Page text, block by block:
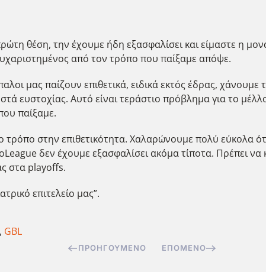
θέση, την έχουμε ήδη εξασφαλίσει και είμαστε η
από τον τρόπο που παίξαμε απόψε.
μας παίζουν επιθετικά, ειδικά εκτός έδρας,
ευστοχίας. Αυτό είναι τεράστιο πρόβλημα για το
παίξαμε.
τρόπο στην επιθετικότητα. Χαλαρώνουμε πολύ εύκολα
δεν έχουμε εξασφαλίσει ακόμα τίποτα. Πρέπει
στα playoffs.
επιτελείο μας”.
, GBL
ΠΡΟΗΓΟΎΜΕΝΟ ΕΠΌΜΕΝΟ